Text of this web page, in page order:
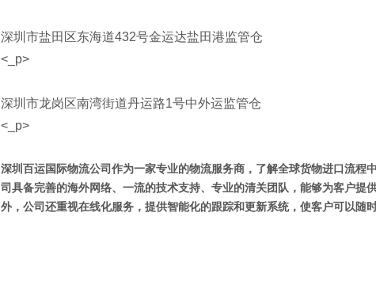
深圳市盐田区东海道432号金运达盐田港监管仓
<_p>
深圳市龙岗区南湾街道丹运路1号中外运监管仓
<_p>
深圳百运国际物流公司作为一家专业的物流服务商，了解全球货物进口流
司具备完善的海外网络、一流的技术支持、专业的清关团队，能够为客户
外，公司还重视在线化服务，提供智能化的跟踪和更新系统，使客户可以随